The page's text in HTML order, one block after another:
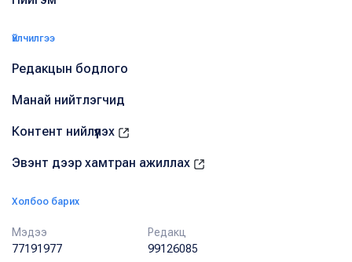
Үйлчилгээ
Редакцын бодлого
Манай нийтлэгчид
Контент нийлүүлэх
Эвэнт дээр хамтран ажиллах
Холбоо барих
Мэдээ
77191977
Редакц
99126085